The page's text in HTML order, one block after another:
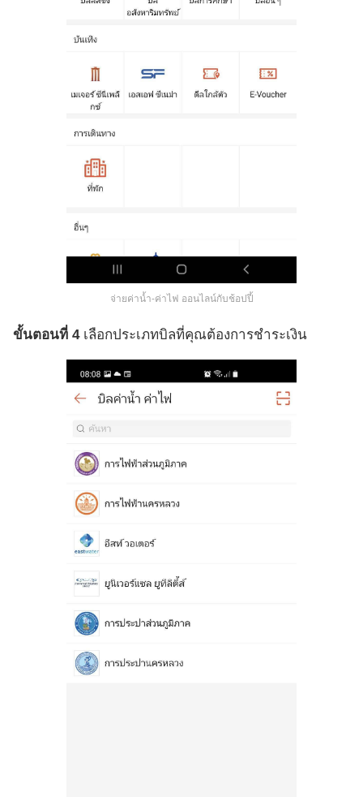
จ่ายค่าน้ำ-ค่าไฟ ออนไลน์กับช้อปปี้
ขั้นตอนที่ 4เลือกประเภทบิลที่คุณต้องการชำระเงิน